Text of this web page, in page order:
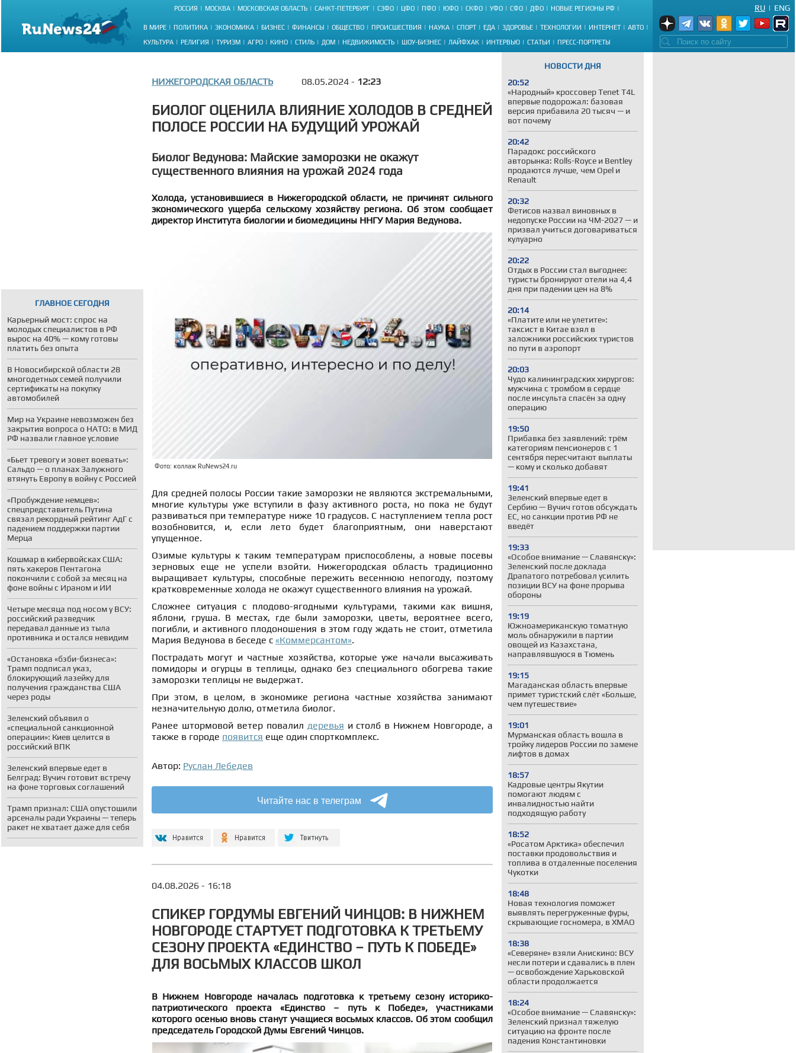
РОССИЯ МОСКВА МОСКОВСКАЯ ОБЛАСТЬ САНКТ-ПЕТЕРБУРГ СЗФО ЦФО ПФО ЮФО СКФО УФО СФО ДФО НОВЫЕ РЕГИОНЫ РФ
В МИРЕ ПОЛИТИКА ЭКОНОМИКА БИЗНЕС ФИНАНСЫ ОБЩЕСТВО ПРОИСШЕСТВИЯ НАУКА СПОРТ ЕДА ЗДОРОВЬЕ ТЕХНОЛОГИИ ИНТЕРНЕТ АВТО
КУЛЬТУРА РЕЛИГИЯ ТУРИЗМ АГРО КИНО СТИЛЬ ДОМ НЕДВИЖИМОСТЬ ШОУ-БИЗНЕС ЛАЙФХАК ИНТЕРВЬЮ СТАТЬИ ПРЕСС-ПОРТРЕТЫ
ENG
|
RU
ГЛАВНОЕ СЕГОДНЯ
Карьерный мост: спрос на
молодых специалистов в РФ
вырос на 40% — кому готовы
платить без опыта
В Новосибирской области 28
многодетных семей получили
сертификаты на покупку
автомобилей
Мир на Украине невозможен без
закрытия вопроса о НАТО: в МИД
РФ назвали главное условие
«Бьет тревогу и зовет воевать»:
Сальдо — о планах Залужного
втянуть Европу в войну с Россией
«Пробуждение немцев»:
спецпредставитель Путина
связал рекордный рейтинг АдГ с
падением поддержки партии
Мерца
Кошмар в кибервойсках США:
пять хакеров Пентагона
покончили с собой за месяц на
фоне войны с Ираном и ИИ
Четыре месяца под носом у ВСУ:
российский разведчик
передавал данные из тыла
противника и остался невидим
«Остановка «бэби-бизнеса»:
Трамп подписал указ,
блокирующий лазейку для
получения гражданства США
через роды
Зеленский объявил о
«специальной санкционной
операции»: Киев целится в
российский ВПК
Зеленский впервые едет в
Белград: Вучич готовит встречу
на фоне торговых соглашений
Трамп признал: США опустошили
арсеналы ради Украины — теперь
ракет не хватает даже для себя
НОВОСТИ ДНЯ
20:52
«Народный» кроссовер Tenet T4L
впервые подорожал: базовая
версия прибавила 20 тысяч — и
вот почему
20:42
Парадокс российского
авторынка: Rolls-Royce и Bentley
продаются лучше, чем Opel и
Renault
20:32
Фетисов назвал виновных в
недопуске России на ЧМ-2027 — и
призвал учиться договариваться
кулуарно
20:22
Отдых в России стал выгоднее:
туристы бронируют отели на 4,4
дня при падении цен на 8%
20:14
«Платите или не улетите»:
таксист в Китае взял в
заложники российских туристов
по пути в аэропорт
20:03
Чудо калининградских хирургов:
мужчина с тромбом в сердце
после инсульта спасён за одну
операцию
19:50
Прибавка без заявлений: трём
категориям пенсионеров с 1
сентября пересчитают выплаты
— кому и сколько добавят
19:41
Зеленский впервые едет в
Сербию — Вучич готов обсуждать
ЕС, но санкции против РФ не
введёт
19:33
«Особое внимание — Славянску»:
Зеленский после доклада
Драпатого потребовал усилить
позиции ВСУ на фоне прорыва
обороны
19:19
Южноамериканскую томатную
моль обнаружили в партии
овощей из Казахстана,
направлявшуюся в Тюмень
19:15
Магаданская область впервые
примет туристский слёт «Больше,
чем путешествие»
19:01
Мурманская область вошла в
тройку лидеров России по замене
лифтов в домах
18:57
Кадровые центры Якутии
помогают людям с
инвалидностью найти
подходящую работу
18:52
«Росатом Арктика» обеспечил
поставки продовольствия и
топлива в отдаленные поселения
Чукотки
18:48
Новая технология поможет
выявлять перегруженные фуры,
скрывающие госномера, в ХМАО
18:38
«Северяне» взяли Анискино: ВСУ
несли потери и сдавались в плен
— освобождение Харьковской
области продолжается
18:24
«Особое внимание — Славянску»:
Зеленский признал тяжелую
ситуацию на фронте после
падения Константиновки
НИЖЕГОРОДСКАЯ ОБЛАСТЬ 08.05.2024 - 12:23
БИОЛОГ ОЦЕНИЛА ВЛИЯНИЕ ХОЛОДОВ В СРЕДНЕЙ
ПОЛОСЕ РОССИИ НА БУДУЩИЙ УРОЖАЙ
Биолог Ведунова: Майские заморозки не окажут
существенного влияния на урожай 2024 года
Холода, установившиеся в Нижегородской области, не причинят сильного
экономического ущерба сельскому хозяйству региона. Об этом сообщает
директор Института биологии и биомедицины ННГУ Мария Ведунова.
Фото: коллаж RuNews24.ru
Для средней полосы России такие заморозки не являются экстремальными,
многие культуры уже вступили в фазу активного роста, но пока не будут
развиваться при температуре ниже 10 градусов. С наступлением тепла рост
возобновится, и, если лето будет благоприятным, они наверстают
упущенное.
Озимые культуры к таким температурам приспособлены, а новые посевы
зерновых еще не успели взойти. Нижегородская область традиционно
выращивает культуры, способные пережить весеннюю непогоду, поэтому
кратковременные холода не окажут существенного влияния на урожай.
Сложнее ситуация с плодово-ягодными культурами, такими как вишня,
яблони, груша. В местах, где были заморозки, цветы, вероятнее всего,
погибли, и активного плодоношения в этом году ждать не стоит, отметила
Мария Ведунова в беседе с «Коммерсантом».
Пострадать могут и частные хозяйства, которые уже начали высаживать
помидоры и огурцы в теплицы, однако без специального обогрева такие
заморозки теплицы не выдержат.
При этом, в целом, в экономике региона частные хозяйства занимают
незначительную долю, отметила биолог.
Ранее штормовой ветер повалил деревья и столб в Нижнем Новгороде, а
также в городе появится еще один спорткомплекс.
Автор: Руслан Лебедев
Читайте нас в телеграм
04.08.2026 - 16:18
СПИКЕР ГОРДУМЫ ЕВГЕНИЙ ЧИНЦОВ: В НИЖНЕМ
НОВГОРОДЕ СТАРТУЕТ ПОДГОТОВКА К ТРЕТЬЕМУ
СЕЗОНУ ПРОЕКТА «ЕДИНСТВО – ПУТЬ К ПОБЕДЕ»
ДЛЯ ВОСЬМЫХ КЛАССОВ ШКОЛ
В Нижнем Новгороде началась подготовка к третьему сезону историко-
патриотического проекта «Единство – путь к Победе», участниками
которого осенью вновь станут учащиеся восьмых классов. Об этом сообщил
председатель Городской Думы Евгений Чинцов.